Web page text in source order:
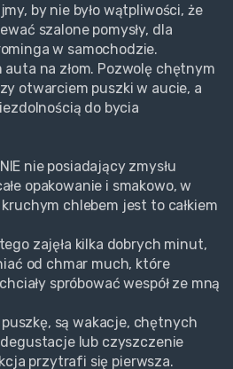
by nie było wątpliwości, że
szalone pomysły, dla
w samochodzie.
auta na złom. Pozwolę chętnym
otwarciem puszki w aucie, a
do bycia
nie posiadający zmysłu
opakowanie i smakowo, w
chlebem jest to całkiem
zajęła kilka dobrych minut,
od chmar much, które
spróbować wespół ze mną
są wakacje, chętnych
lub czyszczenie
przytrafi się pierwsza.